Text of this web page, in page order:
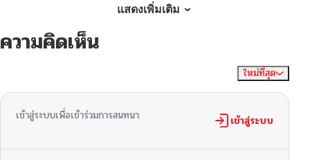
ตอนที่ 52
12/02/2024
ตอนที่ 50 12/02/2024
แสดงเพิ่มเติม
ความคิดเห็น
ใหม่ที่สุด
เข้าสู่ระบบเพื่อเข้าร่วมการสนทนา เข้าสู่ระบบ